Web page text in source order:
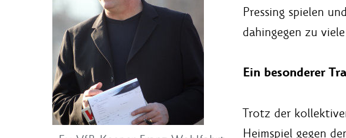
Pressing spielen
dahingegen zu
Ein besonderer
Trotz der
Heimspiel gegen